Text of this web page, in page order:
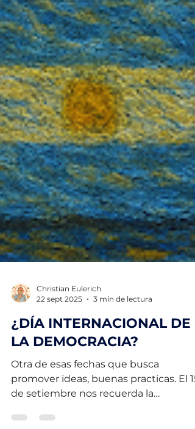
Christian Eulerich
22 sept 2025
3 min de lectura
LA DEMOCRACIA?
Otra de esas fechas que busca
de setiembre nos recuerda la